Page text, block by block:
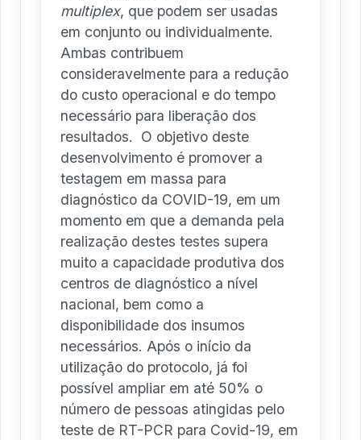
multiplex, que podem ser usadas
em conjunto ou individualmente.
Ambas contribuem
consideravelmente para a redução
do custo operacional e do tempo
necessário para liberação dos
resultados. O objetivo deste
desenvolvimento é promover a
testagem em massa para
diagnóstico da COVID-19, em um
momento em que a demanda pela
realização destes testes supera
muito a capacidade produtiva dos
centros de diagnóstico a nível
nacional, bem como a
disponibilidade dos insumos
necessários. Após o início da
utilização do protocolo, já foi
possível ampliar em até 50% o
número de pessoas atingidas pelo
teste de RT-PCR para Covid-19, em